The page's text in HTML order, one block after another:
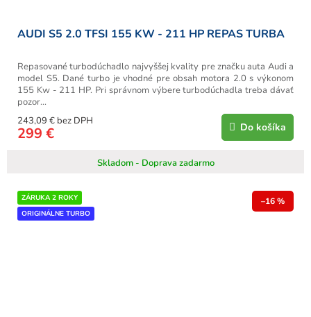
AUDI S5 2.0 TFSI 155 KW - 211 HP REPAS TURBA
Skladom - Doprava zadarmo
243,09 € bez DPH
299 € Do košíka
Repasované turbodúchadlo najvyššej kvality pre značku auta Audi a
model S5. Dané turbo je vhodné pre obsah motora 2.0 s výkonom
155 Kw - 211 HP. Pri správnom výbere turbodúchadla treba dávať
pozor...
ZÁRUKA 2 ROKY
ORIGINÁLNE TURBO
–16 %